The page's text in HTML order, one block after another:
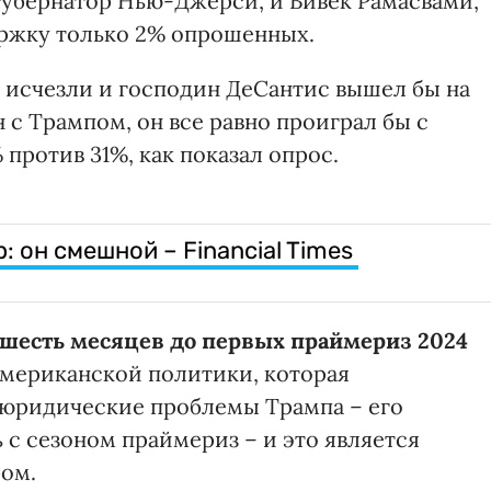
только 2% опрошенных.
и господин ДеСантис вышел бы на
Трампом, он все равно проиграл бы с
31%, как показал опрос.
он смешной – Financial Times
месяцев до первых праймериз 2024
политики, которая
проблемы Трампа – его
с сезоном праймериз – и это является